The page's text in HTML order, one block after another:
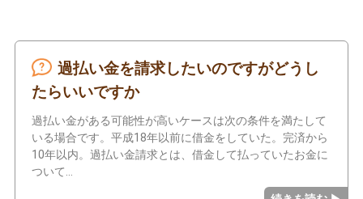
過払い金を請求したいのですがどうし
たらいいですか
過払い金がある可能性が高いケースは次の条件を満たして
いる場合です。平成18年以前に借金をしていた。完済から
10年以内。過払い金請求とは、借金して払っていたお金に
ついて